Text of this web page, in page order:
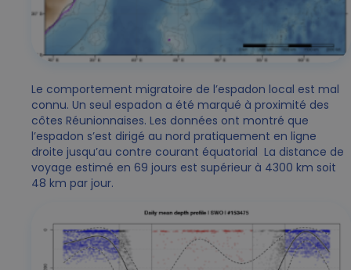
Le comportement migratoire de l’espadon local est mal
connu. Un seul espadon a été marqué à proximité des
côtes Réunionnaises. Les données ont montré que
l’espadon s’est dirigé au nord pratiquement en ligne
droite jusqu’au contre courant équatorial La distance de
voyage estimé en 69 jours est supérieur à 4300 km soit
48 km par jour.